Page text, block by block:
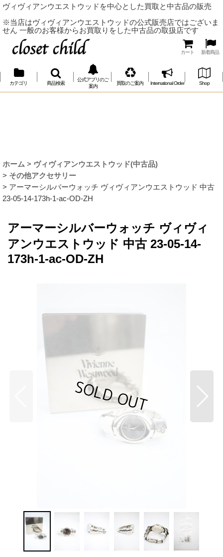
ヴィヴィアンウエストウッドを中心とした買取と中古品の販売
※当店はヴィヴィアンウエストウッドの公式販売店ではございま
せん 一般のお客様からお買取りをした中古品の取扱店です
カート 新着商品
カテゴリ 商品検索
公式アプリのご
案内
買取のご案内 International Order Shop
ホーム > ヴィヴィアンウエストウッド(中古品)
> その他アクセサリー
> アーマーシルバーウォッチ ヴィヴィアンウエストウッド 中古
23-05-14-173h-1-ac-OD-ZH
アーマーシルバーウォッチ ヴィヴィ
アンウエストウッド 中古 23-05-14-
173h-1-ac-OD-ZH